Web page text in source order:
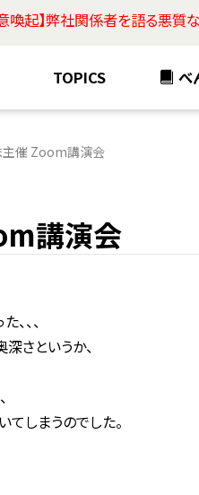
喚起】弊社関係者を語る悪質
TOPICS べ
主催 Zoom講演会
講演会
、、
さというか、
てしまうのでした。